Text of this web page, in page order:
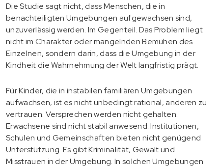
Die Studie sagt nicht, dass Menschen, die in
benachteiligten Umgebungen aufgewachsen sind,
unzuverlässig werden. Im Gegenteil. Das Problem liegt
nicht im Charakter oder mangelnden Bemühen des
Einzelnen, sondern darin, dass die Umgebung in der
Kindheit die Wahrnehmung der Welt langfristig prägt.
Für Kinder, die in instabilen familiären Umgebungen
aufwachsen, ist es nicht unbedingt rational, anderen zu
vertrauen. Versprechen werden nicht gehalten.
Erwachsene sind nicht stabil anwesend. Institutionen,
Schulen und Gemeinschaften bieten nicht genügend
Unterstützung. Es gibt Kriminalität, Gewalt und
Misstrauen in der Umgebung. In solchen Umgebungen